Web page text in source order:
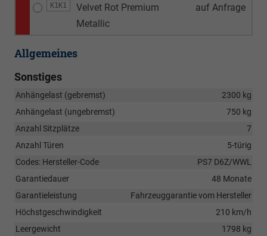
K1K1
Velvet Rot Premium
Metallic
auf Anfrage
Allgemeines
Sonstiges
Anhängelast (gebremst)
2300 kg
Anhängelast (ungebremst)
750 kg
Anzahl Sitzplätze
7
Anzahl Türen
5-türig
Codes: Hersteller-Code
PS7 D6Z/WWL
Garantiedauer
48 Monate
Garantieleistung
Fahrzeuggarantie vom Hersteller
Höchstgeschwindigkeit
210 km/h
Leergewicht
1798 kg